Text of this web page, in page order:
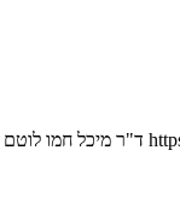
ד"ר מיכל חמו לוטם